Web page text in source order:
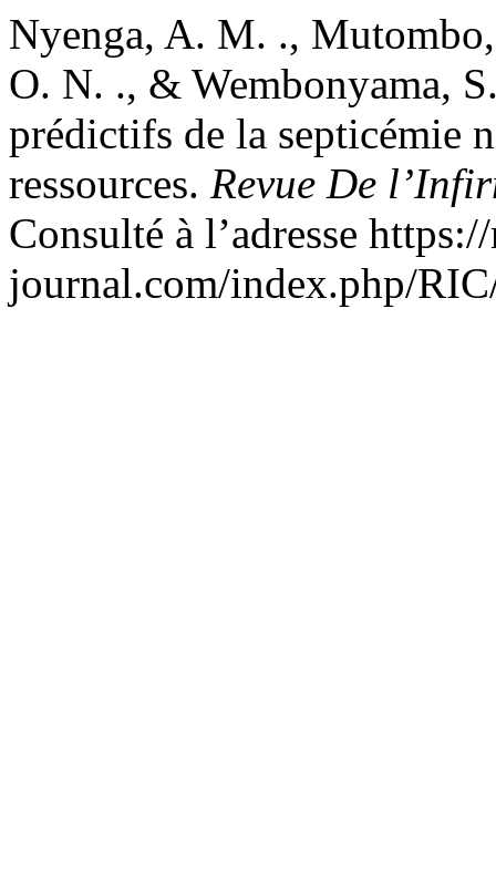
Nyenga, A. M. .,
O. N. ., & Wembonyama,
prédictifs de la septicémie
ressources. Revue De
Consulté à l’adresse
journal.com/index.php/